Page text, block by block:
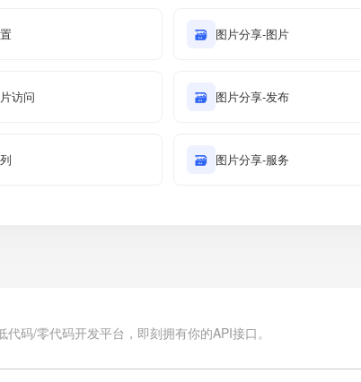
🗃 图片分享-图片
访问 🗃 图片分享-发布
🗃 图片分享-服务
代码/零代码开发平台，即刻拥有你的API接口。